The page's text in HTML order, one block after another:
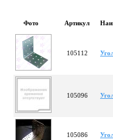
Фото Артикул
105112
105096
105086